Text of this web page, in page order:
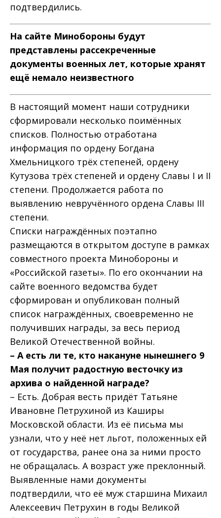
подтвердились.
На сайте Минобороны будут
представлены рассекреченные
документы военных лет, которые хранят
ещё немало неизвестного
В настоящий момент наши сотрудники
сформировали несколько поимённых
списков. Полностью отработана
информация по ордену Богдана
Хмельницкого трёх степеней, ордену
Кутузова трёх степеней и ордену Славы I и II
степени. Продолжается работа по
выявлению невручённого ордена Славы III
степени.
Списки награждённых поэтапно
размещаются в открытом доступе в рамках
совместного проекта Минобороны и
«Российской газеты». По его окончании на
сайте военного ведомства будет
сформирован и опубликован полный
список награждённых, своевременно не
получивших награды, за весь период
Великой Отечественной войны.
– А есть ли те, кто накануне нынешнего 9
Мая получит радостную весточку из
архива о найденной награде?
– Есть. Добрая весть придёт Татьяне
Ивановне Петрухиной из Каширы
Московской области. Из её письма мы
узнали, что у неё нет льгот, положенных ей
от государства, ранее она за ними просто
не обращалась. А возраст уже преклонный.
Выявленные нами документы
подтвердили, что её муж старшина Михаил
Алексеевич Петрухин в годы Великой